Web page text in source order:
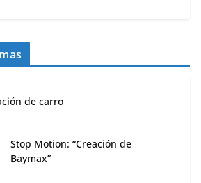
de carro
Stop Motion: “Creación de
Baymax”